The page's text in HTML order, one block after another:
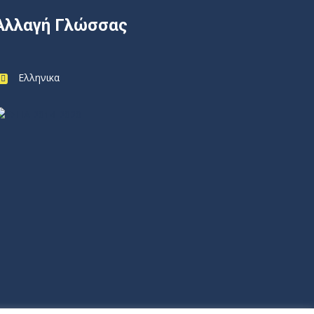
Γλώσσας
Ελληνικα